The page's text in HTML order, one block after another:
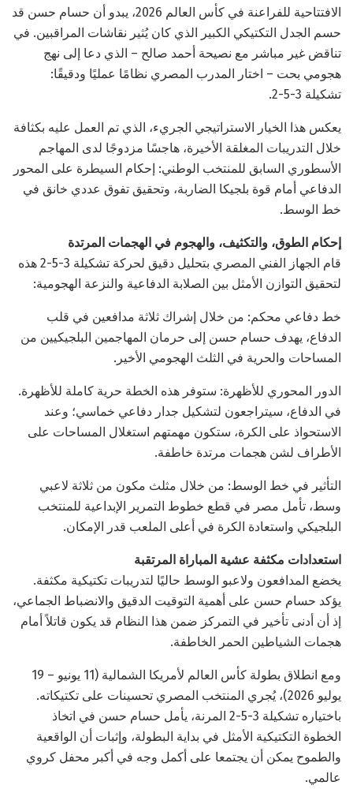
الافتتاحية للفراعنة في كأس العالم 2026، يبدو أن حسام حسن قد
حسم الجدل التكتيكي الكبير الذي كان يُثير نقاشات المراقبين. في
تناقض غير مباشر مع نصيحة أحمد صالح – الذي دعا إلى نهج
هجومي بحت – اختار المدرب المصري نظامًا عمليًا ودقيقًا:
تشكيلة 3-5-2.
يعكس هذا الخيار الاستراتيجي الجريء، الذي تم العمل عليه بكثافة
خلال التدريبات المغلقة الأخيرة، هاجسًا مزدوجًا لدى المهاجم
الأسطوري السابق للمنتخب الوطني: إحكام السيطرة على المحور
الدفاعي أمام قوة بلجيكا الضاربة، وتحقيق تفوق عددي خانق في
خط الوسط.
إحكام الطوق، والتكثيف، والهجوم في الهجمات المرتدة
قام الجهاز الفني المصري بتحليل دقيق لحركة تشكيلة 3-5-2 هذه
لتحقيق التوازن الأمثل بين الصلابة الدفاعية والنزعة الهجومية:
خط دفاعي محكم: من خلال إشراك ثلاثة مدافعين في قلب
الدفاع، يهدف حسام حسن إلى حرمان المهاجمين البلجيكيين من
المساحات والحرية في الثلث الهجومي الأخير.
الدور المحوري للأظهرة: ستوفر هذه الخطة حرية كاملة للأظهرة.
في الدفاع، سيتراجعون لتشكيل جدار دفاعي خماسي؛ وعند
الاستحواذ على الكرة، ستكون مهمتهم استغلال المساحات على
الأطراف لشن هجمات مرتدة خاطفة.
التأثير في خط الوسط: من خلال مثلث مكون من ثلاثة لاعبي
وسط، تأمل مصر في قطع خطوط التمرير الإبداعية للمنتخب
البلجيكي واستعادة الكرة في أعلى الملعب قدر الإمكان.
استعدادات مكثفة عشية المباراة المرتقبة
يخضع المدافعون ولاعبو الوسط حاليًا لتدريبات تكتيكية مكثفة.
يؤكد حسام حسن على أهمية التوقيت الدقيق والانضباط الجماعي،
إذ أن أدنى تأخير في التمركز ضمن هذا النظام قد يكون قاتلاً أمام
هجمات الشياطين الحمر الخاطفة.
ومع انطلاق بطولة كأس العالم لأمريكا الشمالية (11 يونيو – 19
يوليو 2026)، يُجري المنتخب المصري تحسينات على تكتيكاته.
باختياره تشكيلة 3-5-2 المرنة، يأمل حسام حسن في اتخاذ
الخطوة التكتيكية الأمثل في بداية البطولة، وإثبات أن الواقعية
والطموح يمكن أن يجتمعا على أكمل وجه في أكبر محفل كروي
عالمي.